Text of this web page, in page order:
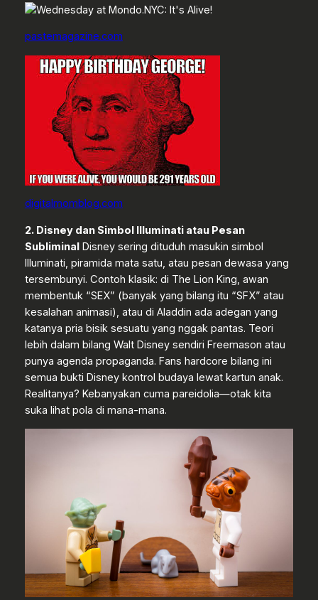
pastemagazine.com
digitalmomblog.com
2. Disney dan Simbol Illuminati atau Pesan
SubliminalDisney sering dituduh masukin simbol
Illuminati, piramida mata satu, atau pesan dewasa yang
tersembunyi. Contoh klasik: di The Lion King, awan
membentuk “SEX” (banyak yang bilang itu “SFX” atau
kesalahan animasi), atau di Aladdin ada adegan yang
katanya pria bisik sesuatu yang nggak pantas. Teori
lebih dalam bilang Walt Disney sendiri Freemason atau
punya agenda propaganda. Fans hardcore bilang ini
semua bukti Disney kontrol budaya lewat kartun anak.
Realitanya? Kebanyakan cuma pareidolia—otak kita
suka lihat pola di mana-mana.